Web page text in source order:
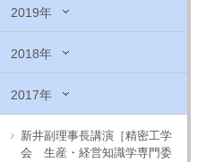
2019年
2018年
2017年
新井副理事長講演［精密工学
会 生産・経営知識学専門委